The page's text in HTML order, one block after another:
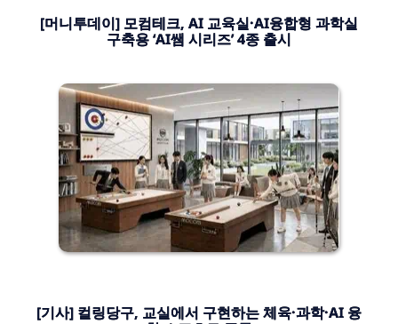
[머니투데이] 모컴테크, AI 교육실·AI융합형 과학실
구축용 ‘AI쌤 시리즈’ 4종 출시
[기사] 컬링당구, 교실에서 구현하는 체육·과학·AI 융